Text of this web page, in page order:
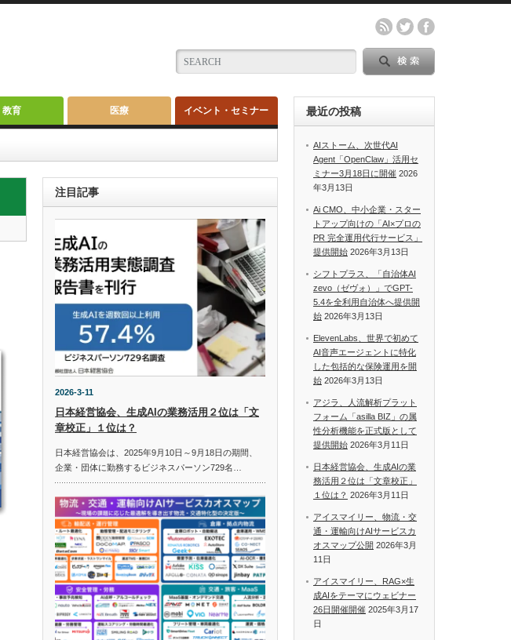
教育 医療 イベント・セミナー
注目記事
2026-3-11
日本経営協会、生成AIの業務活用２位は「文
章校正」１位は？
日本経営協会は、2025年9月10日～9月18日の期間、
企業・団体に勤務するビジネスパーソン729名…
最近の投稿
AIストーム、次世代AI
Agent「OpenClaw」活用セ
ミナー3月18日に開催 2026
年3月13日
Ai CMO、中小企業・スター
トアップ向けの「AI×プロの
PR 完全運用代行サービス」
提供開始 2026年3月13日
シフトプラス、「自治体AI
zevo（ゼヴォ）」でGPT-
5.4を全利用自治体へ提供開
始 2026年3月13日
ElevenLabs、世界で初めて
AI音声エージェントに特化
した包括的な保険運用を開
始 2026年3月13日
アジラ、人流解析プラット
フォーム「asilla BIZ」の属
性分析機能を正式版として
提供開始 2026年3月11日
日本経営協会、生成AIの業
務活用２位は「文章校正」
１位は？ 2026年3月11日
アイスマイリー、物流・交
通・運輸向けAIサービスカ
オスマップ公開 2026年3月
11日
アイスマイリー、RAG×生
成AIをテーマにウェビナー
26日開催開催 2025年3月17
日